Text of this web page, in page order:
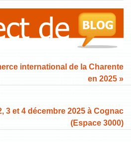
international de la Charente
en 2025 »
3 et 4 décembre 2025 à Cognac
(Espace 3000)